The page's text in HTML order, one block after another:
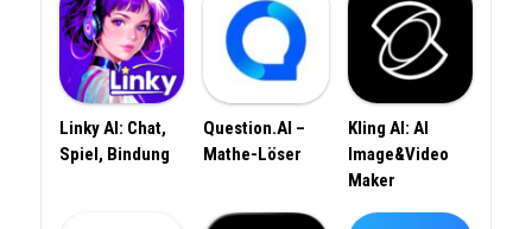
Linky AI: Chat,
Spiel, Bindung
Question.AI –
Mathe-Löser
Kling AI: AI
Image&Video
Maker